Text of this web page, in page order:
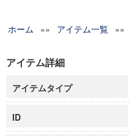
グローバルリサーチイ
科学研究費補助金研究
慶應義塾大学グローバ
慶應義塾大学グローバ
博士課程教育リーデ
学術雑誌掲載論文等(8)
ホーム »» アイテム一覧 »»
アイテム詳細
アイテムタイプ
ID